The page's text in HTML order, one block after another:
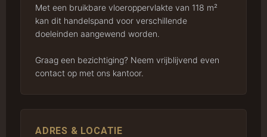
Met een bruikbare vloeroppervlakte van 118 m²
kan dit handelspand voor verschillende
doeleinden aangewend worden.
Graag een bezichtiging? Neem vrijblijvend even
contact op met ons kantoor.
ADRES & LOCATIE